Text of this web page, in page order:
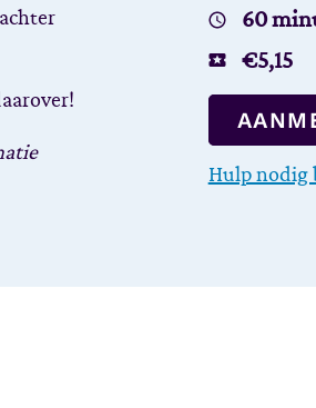
60
€5,15
Hulp nodig